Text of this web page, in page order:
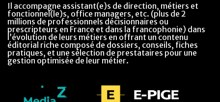
Il accompagne assistant(e)s de direction, métiers et
fonctionnel(le)s, office managers, etc. (plus de 2
millions de professionnels décisionnaires ou
prescripteurs en France et dans la francophonie) dans
l’évolution de leurs métiers en offrant un contenu
éditorial riche composé de dossiers, conseils, fiches
pratiques, et une sélection de prestataires pour une
gestion optimisée de leur métier.